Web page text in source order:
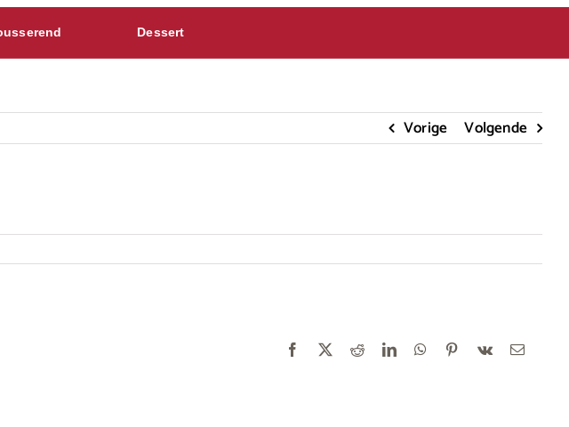
Dessert
Vorige Volgende
Facebook
X RedditLinkedInWhatsApp
Pinterest
Vk
E-